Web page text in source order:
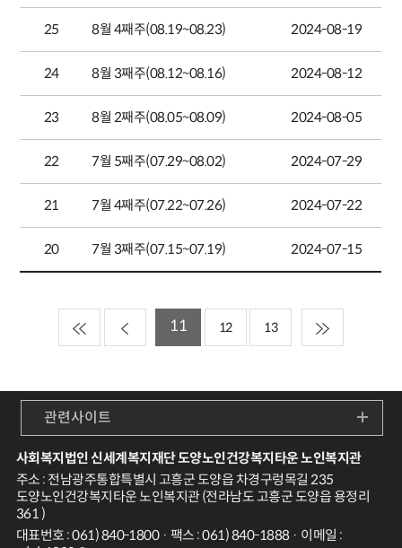
25 8월 4째주(08.19~08.23) 2024-08-19
24 8월 3째주(08.12~08.16) 2024-08-12
23 8월 2째주(08.05~08.09) 2024-08-05
22 7월 5째주(07.29~08.02) 2024-07-29
21 7월 4째주(07.22~07.26) 2024-07-22
20 7월 3째주(07.15~07.19) 2024-07-15
11 12 13
사회복지법인 신세계복지재단 도양노인건강복지타운 노인복지관
주소 : 전남광주통합특별시 고흥군 도양읍 차경구렁목길 235
도양노인건강복지타운 노인복지관 (전라남도 고흥군 도양읍 용정리
361 )
대표번호 : 061) 840-1800 · 팩스 : 061) 840-1888 · 이메일 :
관련사이트